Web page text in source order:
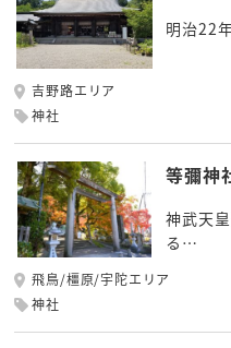
明治22
吉野路エリア
神社
等彌神
神武天
る…
飛鳥/橿原/宇陀エリア
神社